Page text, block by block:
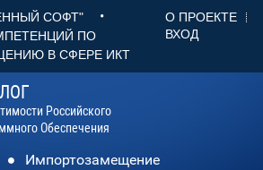
СОФТ" •
ПО
В СФЕРЕ ИКТ
О ПРОЕКТЕ
ВХОД
Российского
Обеспечения
Импортозамещение